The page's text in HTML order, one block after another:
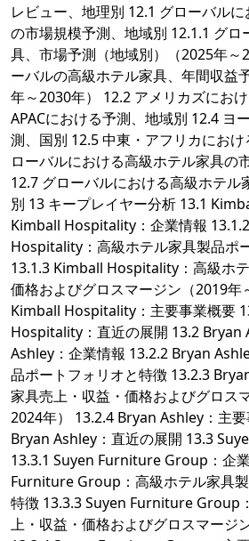
レビュー、地理別 12.1 グローバル
の市場規模予測、地域別 12.1.1 グロ
具、市場予測（地域別）（2025年～
ーバルの高級ホテル家具、年間収益
年～2030年） 12.2 アメリカズにお
APACにおける予測、地域別 12.4 ヨ
測、国別 12.5 中東・アフリカにお
ローバルにおける高級ホテル家具の
12.7 グローバルにおける高級ホテル
別 13 キープレイヤー分析 13.1
Kimball Hospitality：企業情報
Hospitality：高級ホテル家具製品ポ
13.1.3 Kimball Hospitality：高級ホ
価格およびグロスマージン（2019年
Kimball Hospitality：主要事業概要
Hospitality：直近の展開 13.2 Bryan
Ashley：企業情報 13.2.2 Bryan
品ポートフォリオと特徴 13.2.3
家具売上・収益・価格およびグロス
2024年） 13.2.4 Bryan Ashley：主
Bryan Ashley：直近の展開 13.3
13.3.1 Suyen Furniture Group：企
Furniture Group：高級ホテル家具
特徴 13.3.3 Suyen Furniture Group
上・収益・価格およびグロスマージ